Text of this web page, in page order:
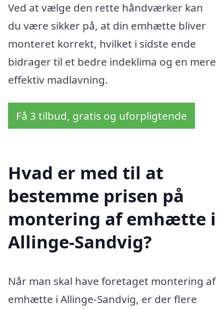
Ved at vælge den rette håndværker kan
du være sikker på, at din emhætte bliver
monteret korrekt, hvilket i sidste ende
bidrager til et bedre indeklima og en mere
effektiv madlavning.
Få 3 tilbud, gratis og uforpligtende
Hvad er med til at
bestemme prisen på
montering af emhætte i
Allinge-Sandvig?
Når man skal have foretaget montering af
emhætte i Allinge-Sandvig, er der flere